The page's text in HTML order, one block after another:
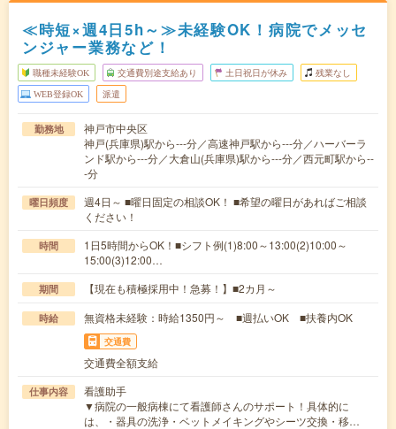
≪時短×週4日5h～≫未経験OK！病院でメッセ
ンジャー業務など！
職種未経験OK 交通費別途支給あり 土日祝日が休み 残業なし
WEB登録OK 派遣
勤務地
神戸市中央区
神戸(兵庫県)駅から---分／高速神戸駅から---分／ハーバーラ
ンド駅から---分／大倉山(兵庫県)駅から---分／西元町駅から--
-分
曜日頻度
週4日～ ■曜日固定の相談OK！ ■希望の曜日があればご相談
ください！
時間
1日5時間からOK！■シフト例(1)8:00～13:00(2)10:00～
15:00(3)12:00…
期間 【現在も積極採用中！急募！】■2カ月～
時給 無資格未経験：時給1350円～ ■週払いOK ■扶養内OK
交通費
交通費全額支給
仕事内容
看護助手
▼病院の一般病棟にて看護師さんのサポート！具体的に
は、・器具の洗浄・ベットメイキングやシーツ交換・移…